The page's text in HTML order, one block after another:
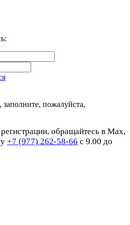
пожалуйста,
обращайтесь в Max,
+7 (977) 262-58-66 с 9.00 до